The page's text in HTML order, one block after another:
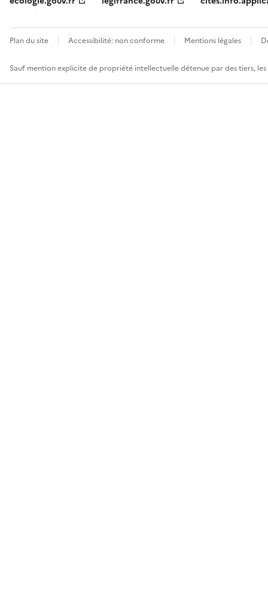
Plan du site Accessibilité: non conforme Mentions légales
Sauf mention explicite de propriété intellectuelle détenue par des tiers,